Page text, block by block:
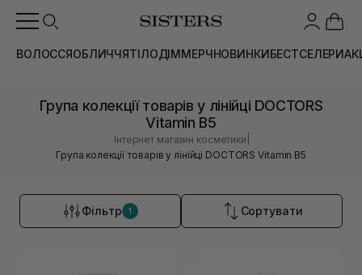
ВОЛОССЯОБЛИЧЧЯТІЛОДІММЕРЧНОВИНКИБЕСТСЕЛЕРИ
Група колекції товарів у лінійці DOCTORS
Vitamin B5
Інтернет магазин косметики
Група колекції товарів у лінійці DOCTORS Vitamin B5
Фільтр 1 Сортувати